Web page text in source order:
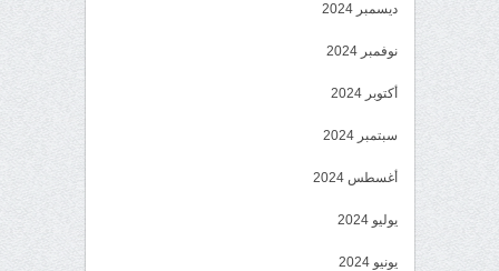
ديسمبر 2024
نوفمبر 2024
أكتوبر 2024
سبتمبر 2024
أغسطس 2024
يوليو 2024
يونيو 2024